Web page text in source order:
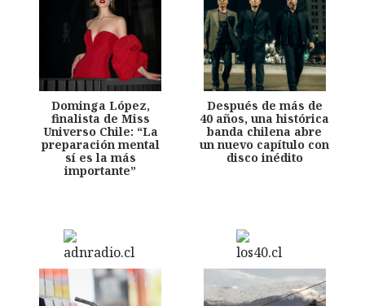
Dominga López,
finalista de Miss
Universo Chile: “La
preparación mental
sí es la más
importante”
Después de más de
40 años, una histórica
banda chilena abre
un nuevo capítulo con
disco inédito